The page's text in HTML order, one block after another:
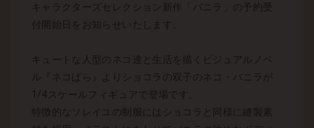
キャラクターズセレクション新作「バニラ」の予約受
付開始日をお知らせいたします。
キュートな人型のネコ達と生活を描くビジュアルノベ
ル『ネコぱら』よりショコラの双子のネコ・バニラが
1/4スケールフィギュアで登場です。
特徴的なソレイユの制服にはショコラと同様に縫製素